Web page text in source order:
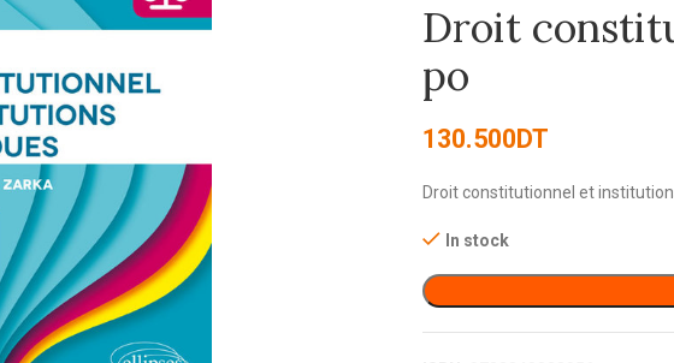
Droit
po
130.500DT
Droit constitutionnel et
In stock